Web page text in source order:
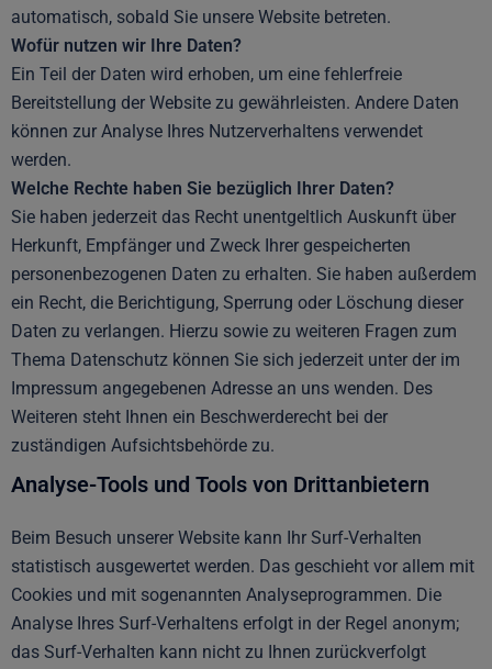
automatisch, sobald Sie unsere Website betreten.
Wofür nutzen wir Ihre Daten?
Ein Teil der Daten wird erhoben, um eine fehlerfreie
Bereitstellung der Website zu gewährleisten. Andere Daten
können zur Analyse Ihres Nutzerverhaltens verwendet
werden.
Welche Rechte haben Sie bezüglich Ihrer Daten?
Sie haben jederzeit das Recht unentgeltlich Auskunft über
Herkunft, Empfänger und Zweck Ihrer gespeicherten
personenbezogenen Daten zu erhalten. Sie haben außerdem
ein Recht, die Berichtigung, Sperrung oder Löschung dieser
Daten zu verlangen. Hierzu sowie zu weiteren Fragen zum
Thema Datenschutz können Sie sich jederzeit unter der im
Impressum angegebenen Adresse an uns wenden. Des
Weiteren steht Ihnen ein Beschwerderecht bei der
zuständigen Aufsichtsbehörde zu.
Analyse-Tools und Tools von Drittanbietern
Beim Besuch unserer Website kann Ihr Surf-Verhalten
statistisch ausgewertet werden. Das geschieht vor allem mit
Cookies und mit sogenannten Analyseprogrammen. Die
Analyse Ihres Surf-Verhaltens erfolgt in der Regel anonym;
das Surf-Verhalten kann nicht zu Ihnen zurückverfolgt